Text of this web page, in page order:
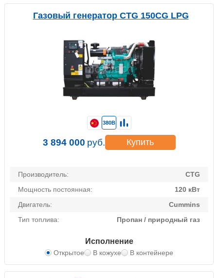
Газовый генератор CTG 150CG LPG
Производитель:
CTG
Мощность постоянная:
120 кВт
Двигатель:
Cummins
Тип топлива:
Пропан / природный газ
Исполнение
Открытое В кожухе В контейнере
380В
3 894 000 руб. Купить